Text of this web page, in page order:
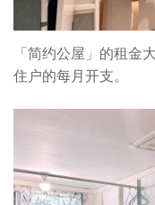
「简约公屋」的租金
住户的每月开支。